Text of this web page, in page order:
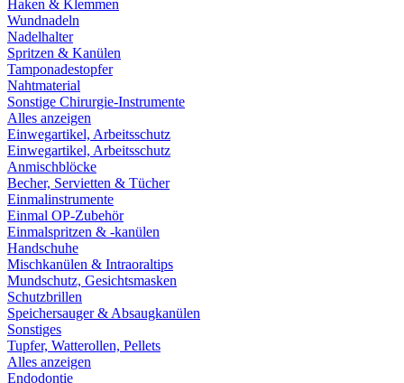
Haken & Klemmen
Wundnadeln
Nadelhalter
Spritzen & Kanülen
Tamponadestopfer
Nahtmaterial
Sonstige Chirurgie-Instrumente
Alles anzeigen
Einwegartikel, Arbeitsschutz
Einwegartikel, Arbeitsschutz
Anmischblöcke
Becher, Servietten & Tücher
Einmalinstrumente
Einmal OP-Zubehör
Einmalspritzen & -kanülen
Handschuhe
Mischkanülen & Intraoraltips
Mundschutz, Gesichtsmasken
Schutzbrillen
Speichersauger & Absaugkanülen
Sonstiges
Tupfer, Watterollen, Pellets
Alles anzeigen
Endodontie